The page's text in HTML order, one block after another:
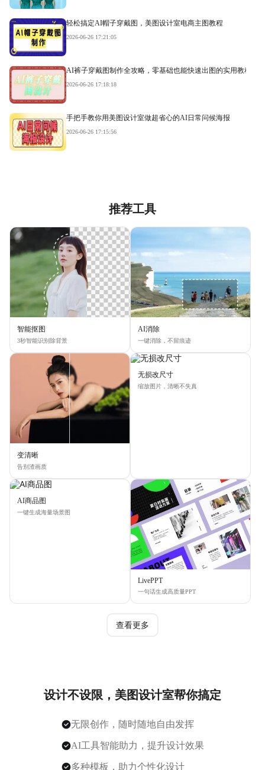
轻松搞定AI帽子穿戴图，美图设计室电商主图教程
2026-06-26 17:21:05
AI裤子穿戴图制作全攻略，零基础也能快速出图的实用教程
2026-06-26 17:18:18
手把手教你用美图设计室做超省心的AI日常问候海报
2026-06-26 17:15:56
推荐工具
智能抠图
3秒智能识别除背景
AI消除
一键消除，不留痕迹
变清晰
告别渣画质
无损改尺寸
缩放图片，清晰不失真
AI商品图
一键生成海量场景图
LivePPT
一句话生成高质量PPT
查看更多
设计不设限，美图设计室帮你搞定
无限创作，随时随地自由发挥
AI工具智能助力，提升设计效果
多种模板，助力个性化设计